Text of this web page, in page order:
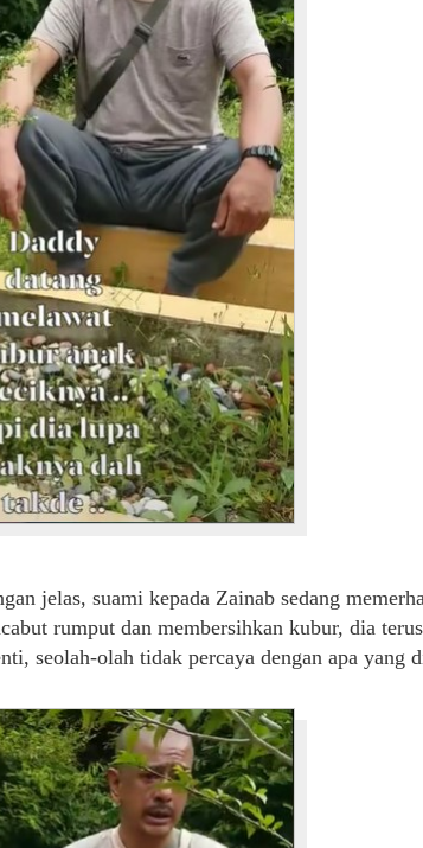
jelas, suami kepada Zainab sedang
rumput dan membersihkan kubur, dia terus
seolah-olah tidak percaya dengan apa yang